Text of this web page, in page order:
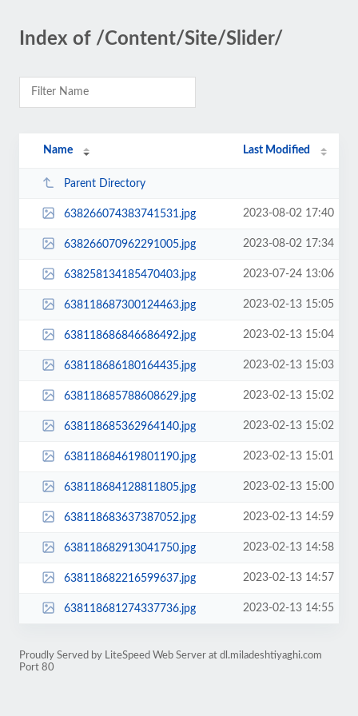
Index of /Content/Site/Slider/
Name Last Modified
Parent Directory
638266074383741531.jpg 2023-08-02 17:40
638266070962291005.jpg 2023-08-02 17:34
638258134185470403.jpg 2023-07-24 13:06
638118687300124463.jpg 2023-02-13 15:05
638118686846686492.jpg 2023-02-13 15:04
638118686180164435.jpg 2023-02-13 15:03
638118685788608629.jpg 2023-02-13 15:02
638118685362964140.jpg 2023-02-13 15:02
638118684619801190.jpg 2023-02-13 15:01
638118684128811805.jpg 2023-02-13 15:00
638118683637387052.jpg 2023-02-13 14:59
638118682913041750.jpg 2023-02-13 14:58
638118682216599637.jpg 2023-02-13 14:57
638118681274337736.jpg 2023-02-13 14:55
Proudly Served by LiteSpeed Web Server at dl.miladeshtiyaghi.com
Port 80